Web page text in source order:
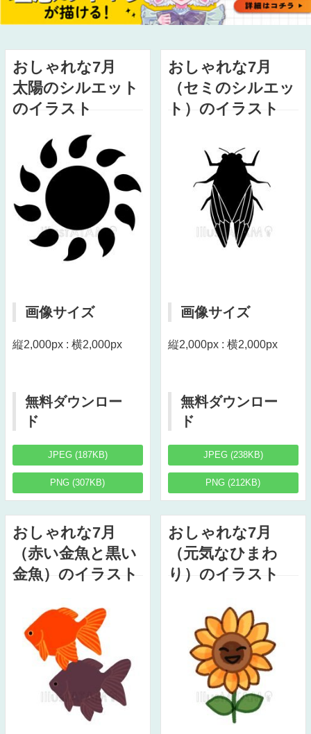
おしゃれな7月
太陽のシルエット
のイラスト
画像サイズ
縦2,000px : 横2,000px
無料ダウンロー
ド
JPEG (187KB)
PNG (307KB)
おしゃれな7月
（セミのシルエッ
ト）のイラスト
画像サイズ
縦2,000px : 横2,000px
無料ダウンロー
ド
JPEG (238KB)
PNG (212KB)
おしゃれな7月
（赤い金魚と黒い
金魚）のイラスト
おしゃれな7月
（元気なひまわ
り）のイラスト